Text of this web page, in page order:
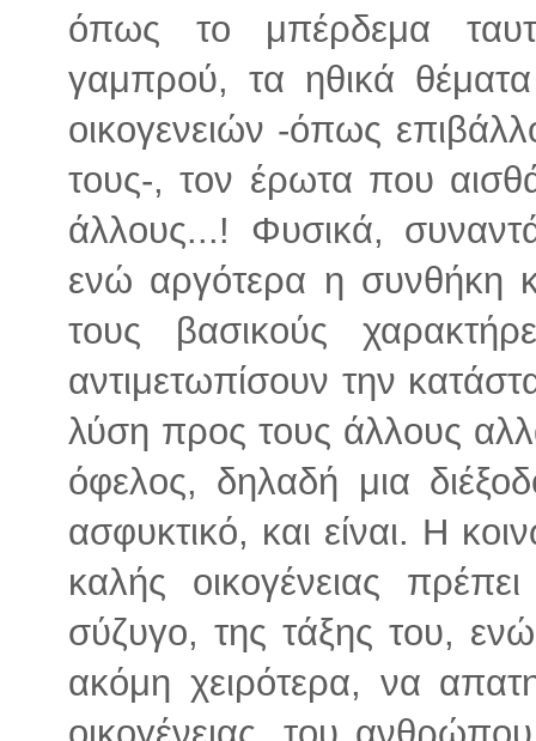
όπως το μπέρδεμα
γαμπρού, τα ηθικά
οικογενειών -όπως
τους-, τον έρωτα που
άλλους...! Φυσικά,
ενώ αργότερα η συνθήκη
τους βασικούς
αντιμετωπίσουν την
λύση προς τους άλλους
όφελος, δηλαδή μια
ασφυκτικό, και είναι. Η
καλής οικογένειας
σύζυγο, της τάξης του,
ακόμη χειρότερα, να
οικογένειας, του